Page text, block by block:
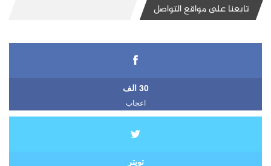
تابعنا على مواقع التواصل
30 الف
اعجاب
تويتر